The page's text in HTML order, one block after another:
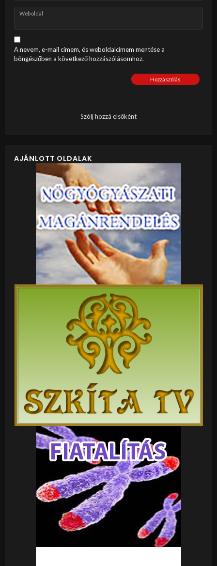
Weboldal
A nevem, e-mail címem, és weboldalcímem mentése a
böngészőben a következő hozzászólásomhoz.
Hozzászólás
Szólj hozzá elsőként
AJÁNLOTT OLDALAK